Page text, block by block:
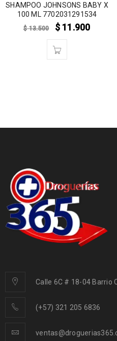
SHAMPOO JOHNSONS BABY X
100 ML 7702031291534
$13.500 $11.900
Calle 6C # 18-04 Barrio
(+57) 321 205 6836